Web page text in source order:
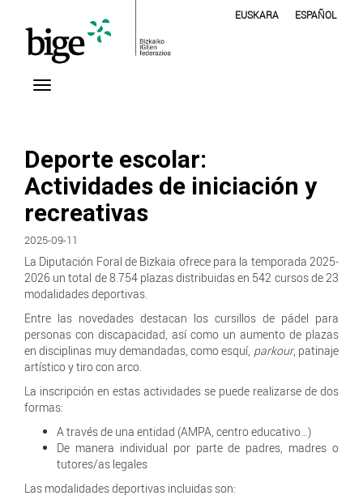
EUSKARA ESPAÑOL
Deporte escolar:
Actividades de iniciación y
recreativas
2025-09-11
La Diputación Foral de Bizkaia ofrece para la temporada 2025-
2026 un total de 8.754 plazas distribuidas en 542 cursos de 23
modalidades deportivas.
Entre las novedades destacan los cursillos de pádel para
personas con discapacidad, así como un aumento de plazas
en disciplinas muy demandadas, como esquí, parkour, patinaje
artístico y tiro con arco.
La inscripción en estas actividades se puede realizarse de dos
formas:
A través de una entidad (AMPA, centro educativo…)
De manera individual por parte de padres, madres o
tutores/as legales
Las modalidades deportivas incluidas son: